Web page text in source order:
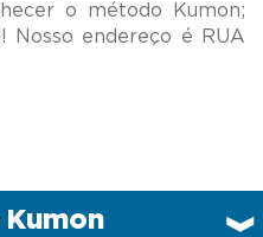
o método Kumon;
Nosso endereço é RUA
Kumon